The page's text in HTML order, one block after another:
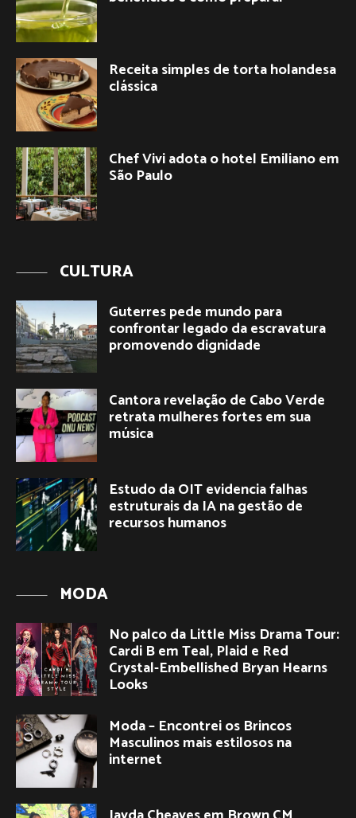
Receita simples de torta holandesa
clássica
Chef Vivi adota o hotel Emiliano em
São Paulo
CULTURA
Guterres pede mundo para
confrontar legado da escravatura
promovendo dignidade
Cantora revelação de Cabo Verde
retrata mulheres fortes em sua
música
Estudo da OIT evidencia falhas
estruturais da IA na gestão de
recursos humanos
MODA
No palco da Little Miss Drama Tour:
Cardi B em Teal, Plaid e Red
Crystal-Embellished Bryan Hearns
Looks
Moda – Encontrei os Brincos
Masculinos mais estilosos na
internet